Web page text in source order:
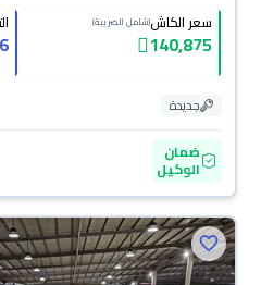
سعر الكاش(شامل الضريبة)
140,875
جديدة
ضمان
الوكيل